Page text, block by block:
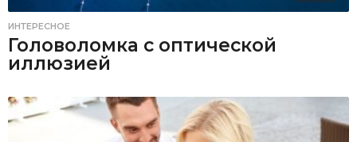
ИНТЕРЕСНОЕ
Головоломка с оптической
иллюзией